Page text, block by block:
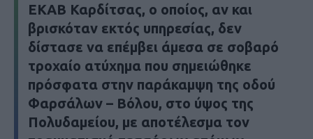
ΕΚΑΒ Καρδίτσας, ο οποίος, αν και
βρισκόταν εκτός υπηρεσίας, δεν
δίστασε να επέμβει άμεσα σε σοβαρό
τροχαίο ατύχημα που σημειώθηκε
πρόσφατα στην παράκαμψη της οδού
Φαρσάλων – Βόλου, στο ύψος της
Πολυδαμείου, με αποτέλεσμα τον